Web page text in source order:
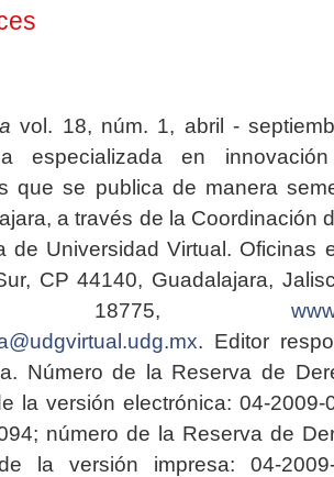
vol. 18, núm. 1, abril -
especializada en
que se publica de manera
a través de la Coordinación
de Universidad Virtual. Oficinas
CP 44140, Guadalajara,
18775,
. Editor
Número de la Reserva de
la versión electrónica: 04-2009-
número de la Reserva de
la versión impresa: 04-2009-